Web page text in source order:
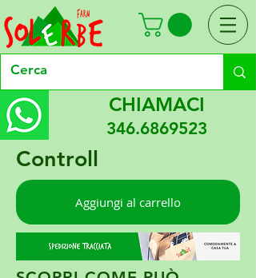
CHIAMACI
346.6869523
Controll
Aggiungi al carrello